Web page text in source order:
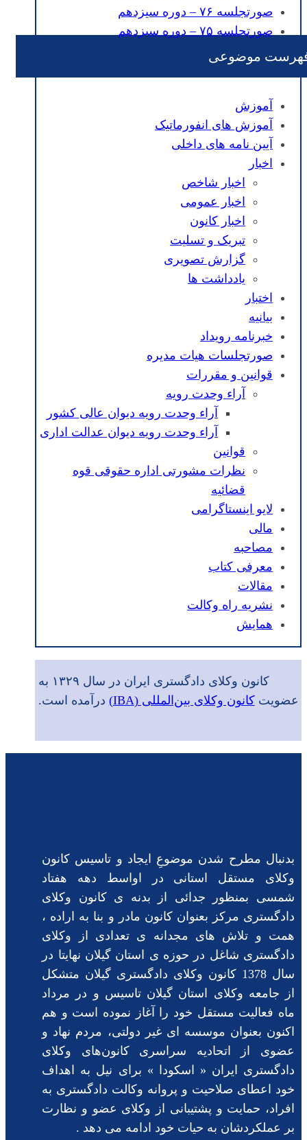
صورتجلسه ۷۶ – دوره سیزدهم
صورتجلسه ۷۵ – دوره سیزدهم
موضوعی
آموزش
آموزش های انفورماتیک
آیین نامه های داخلی
اخبار
اخبار شاخص
اخبار عمومی
اخبار کانون
تبریک و تسلیت
گزارش تصویری
یادداشت ها
اختبار
بیانیه
خبرنامه رویداد
صورتجلسات هیات مدیره
قوانین و مقررات
آراء وحدت رویه
آراء وحدت رویه دیوان عالی کشور
آراء وحدت رویه دیوان عدالت اداری
قوانین
نظرات مشورتی اداره حقوقی قوه
قضائیه
لایو اینستاگرامی
مالی
مصاحبه
معرفی کتاب
مقالات
نشریه راه وکالت
همایش
کانون وکلای دادگستری ایران در سال ۱۳۲۹ به
عضویتکانون وکلای بین‌المللی (IBA) درآمده است.
بدنبال مطرح شدن موضوعِ ایجاد و تاسیس کانون
وکلای مستقل استانی در اواسط دهه هفتاد
شمسی بمنظور جدائی از بدنه ی کانون وکلای
دادگستری مرکز بعنوان کانون مادر و بنا به اراده ،
همت و تلاش های مجدانه ی تعدادی از وکلای
دادگستری شاغل در حوزه ی استان گیلان نهایتا در
سال 1378 کانون وکلای دادگستری گیلان متشکل
از جامعه وکلای استان گیلان تاسیس و در مرداد
ماه فعالیت مستقل خود را آغاز نموده است و هم
اکنون بعنوان موسسه ای غیر دولتی، مردم نهاد و
عضوی از اتحادیه سراسری کانون‌های وکلای
دادگستری ایران « اسکودا » برای نیل به اهداف
خود اعطای صلاحیت و پروانه وکالت دادگستری به
افراد، حمایت و پشتیبانی از وکلای عضو و نظارت
بر عملکردشان به حیات خود ادامه می دهد .